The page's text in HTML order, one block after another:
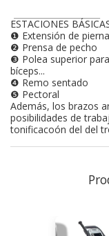
ESTACIONES
❶ Extensión de
❷ Prensa de pecho
❸ Polea superior
bíceps...
❹ Remo sentado
❺ Pectoral
Además, los brazos
posibilidades de
tonificacoón del del